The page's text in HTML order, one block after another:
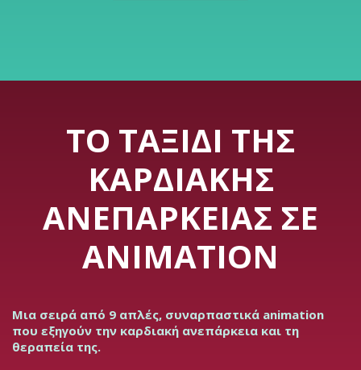
ΤΟ ΤΑΞΊΔΙ ΤΗΣ
ΚΑΡΔΙΑΚΉΣ
ΑΝΕΠΆΡΚΕΙΑΣ ΣΕ
ANIMATION
Μια σειρά από 9 απλές, συναρπαστικά animation
που εξηγούν την καρδιακή ανεπάρκεια και τη
θεραπεία της.